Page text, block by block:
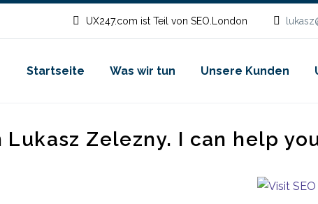
UX247.com ist Teil von SEO.London
Startseite Was wir tun Unsere Kunden
Lukasz Zelezny. I can help